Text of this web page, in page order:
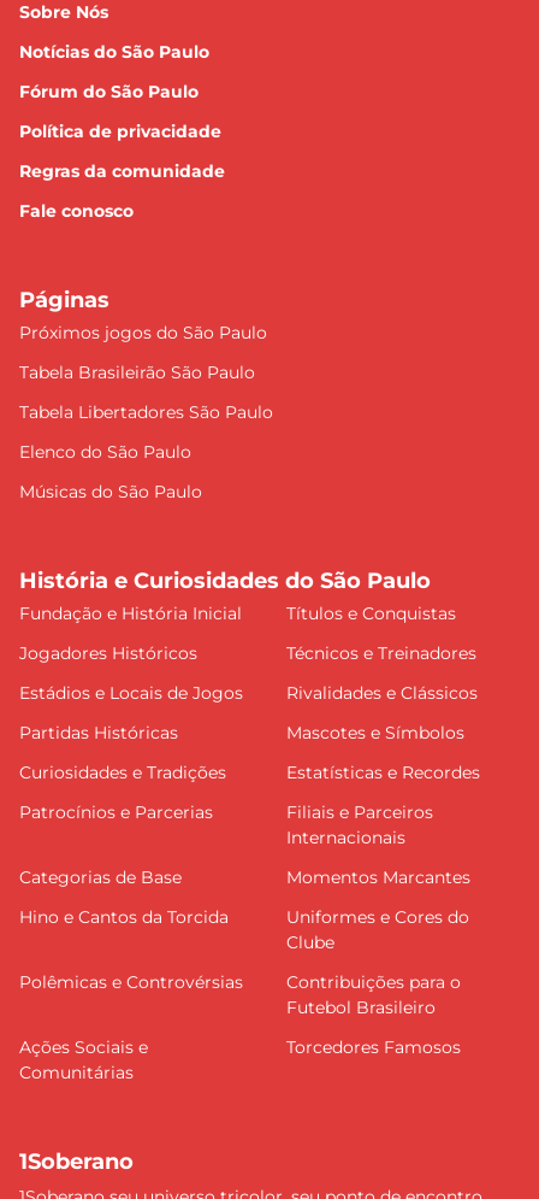
Sobre Nós
Notícias do São Paulo
Fórum do São Paulo
Política de privacidade
Regras da comunidade
Fale conosco
Páginas
Próximos jogos do São Paulo
Tabela Brasileirão São Paulo
Tabela Libertadores São Paulo
Elenco do São Paulo
Músicas do São Paulo
História e Curiosidades do São Paulo
Fundação e História Inicial
Títulos e Conquistas
Jogadores Históricos
Técnicos e Treinadores
Estádios e Locais de Jogos
Rivalidades e Clássicos
Partidas Históricas
Mascotes e Símbolos
Curiosidades e Tradições
Estatísticas e Recordes
Patrocínios e Parcerias
Filiais e Parceiros
Internacionais
Categorias de Base
Momentos Marcantes
Hino e Cantos da Torcida
Uniformes e Cores do
Clube
Polêmicas e Controvérsias
Contribuições para o
Futebol Brasileiro
Ações Sociais e
Comunitárias
Torcedores Famosos
1Soberano